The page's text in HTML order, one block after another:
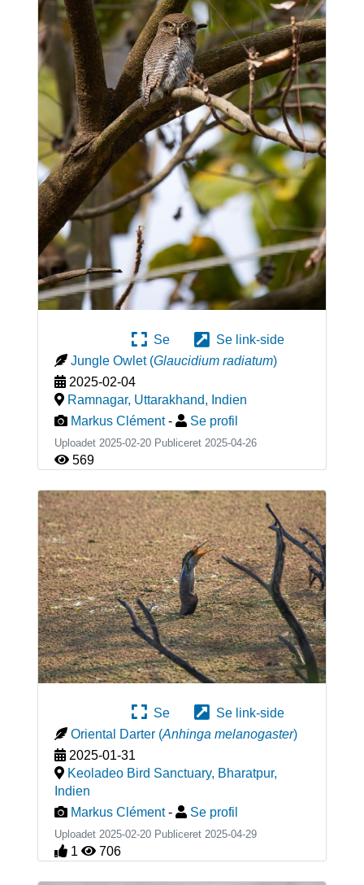
Se
Se link-side
Jungle Owlet (Glaucidium radiatum)
2025-02-04
Ramnagar, Uttarakhand, Indien
Markus Clément - Se profil
Uploadet 2025-02-20 Publiceret 2025-04-26
569
Se
Se link-side
Oriental Darter (Anhinga melanogaster)
2025-01-31
Keoladeo Bird Sanctuary, Bharatpur,
Indien
Markus Clément - Se profil
Uploadet 2025-02-20 Publiceret 2025-04-29
1 706